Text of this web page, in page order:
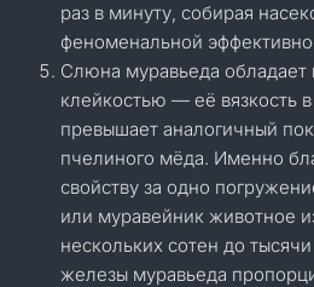
раз в минуту, собирая
феноменальной
Слюна муравьеда
клейкостью — её вязкость
превышает аналогичный
пчелиного мёда. Именно
свойству за одно
или муравейник животное
нескольких сотен до
железы муравьеда